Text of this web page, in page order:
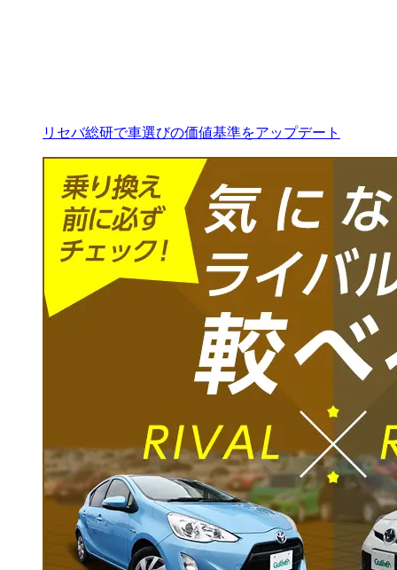
リセバ総研で車選びの価値基準をアップデート